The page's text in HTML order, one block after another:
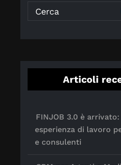
Articoli
FINJOB 3.0 è
esperienza di lavoro
e consulenti